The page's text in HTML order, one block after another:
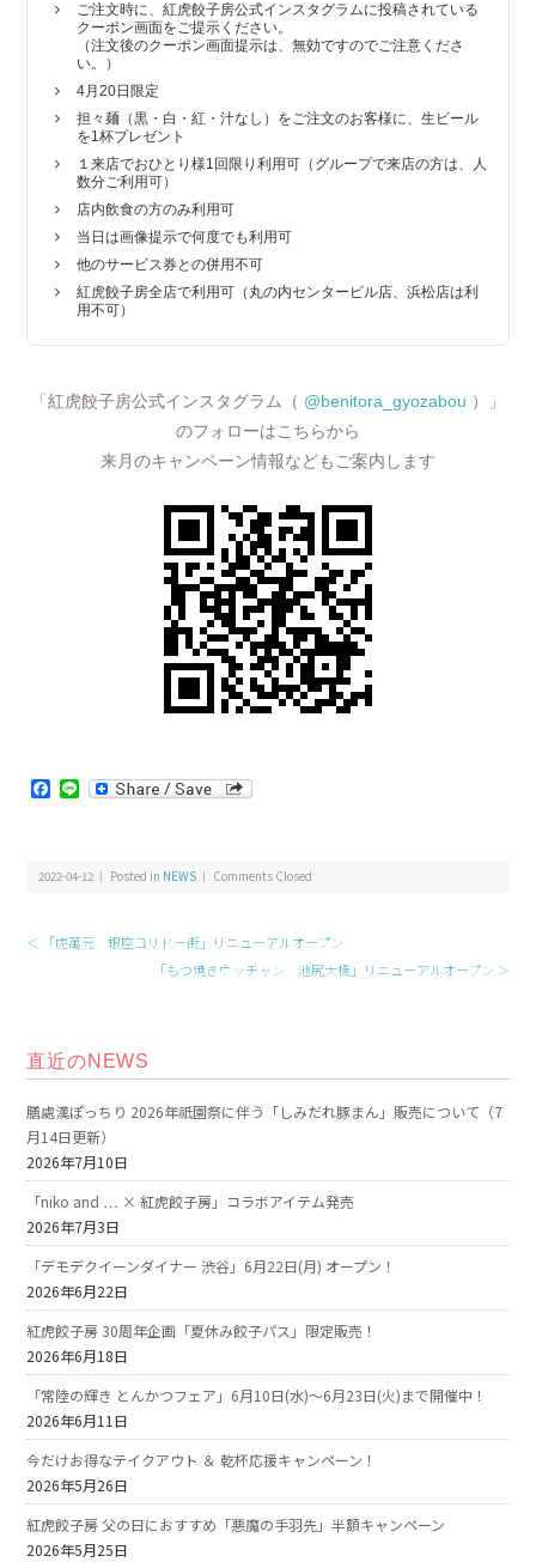
ご注文時に、紅虎餃子房公式インスタグラムに投稿されている
クーポン画面をご提示ください。
（注文後のクーポン画面提示は、無効ですのでご注意くださ
い。）
4月20日限定
担々麺（黒・白・紅・汁なし）をご注文のお客様に、生ビール
を1杯プレゼント
１来店でおひとり様1回限り利用可（グループで来店の方は、人
数分ご利用可）
店内飲食の方のみ利用可
当日は画像提示で何度でも利用可
他のサービス券との併用不可
紅虎餃子房全店で利用可（丸の内センタービル店、浜松店は利
用不可）
「紅虎餃子房公式インスタグラム（ @benitora_gyozabou ）」
のフォローはこちらから
来月のキャンペーン情報などもご案内します
Facebook
Line
2022-04-12 ｜ Posted in NEWS Comments Closed
＜ 「虎萬元 銀座コリドー街」リニューアルオープン
「もつ焼きウッチャン 池尻大橋」リニューアルオープン ＞
直近のNEWS
膳處漢ぽっちり 2026年祇園祭に伴う「しみだれ豚まん」販売について（7
月14日更新）
2026年7月10日
「niko and … × 紅虎餃子房」コラボアイテム発売
2026年7月3日
「デモデクイーンダイナー 渋谷」6月22日(月) オープン！
2026年6月22日
紅虎餃子房 30周年企画「夏休み餃子パス」限定販売！
2026年6月18日
「常陸の輝き とんかつフェア」6月10日(水)～6月23日(火)まで開催中！
2026年6月11日
今だけお得なテイクアウト ＆ 乾杯応援キャンペーン！
2026年5月26日
紅虎餃子房 父の日におすすめ「悪魔の手羽先」半額キャンペーン
2026年5月25日